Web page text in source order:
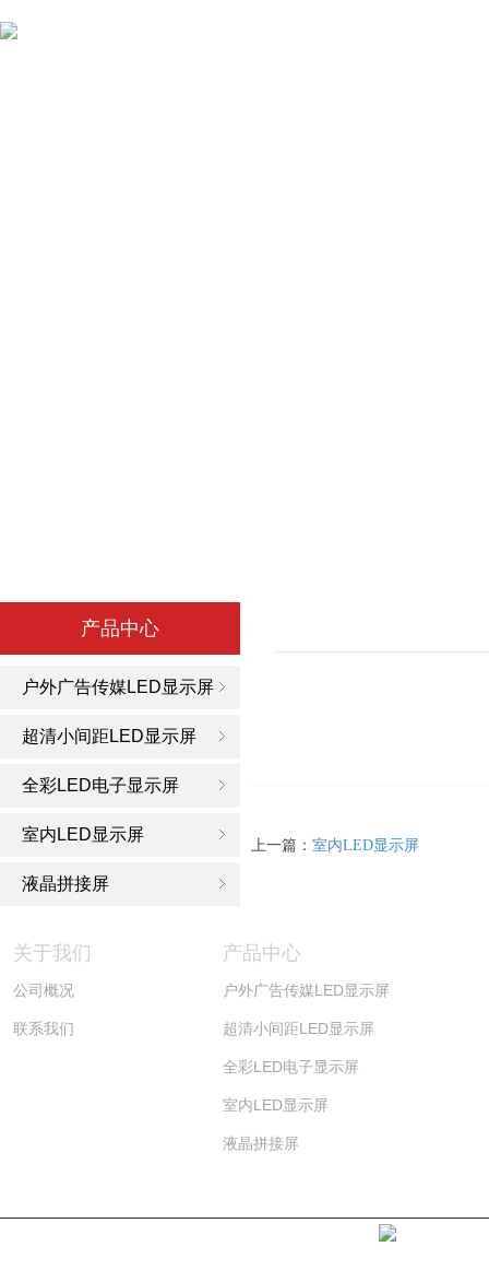
产品中心
户外广告传媒LED显示屏
超清小间距LED显示屏
全彩LED电子显示屏
室内LED显示屏
液晶拼接屏
上一篇： 室内LED显示屏
关于我们
公司概况
联系我们
产品中心
户外广告传媒LED显示屏
超清小间距LED显示屏
全彩LED电子显示屏
室内LED显示屏
液晶拼接屏